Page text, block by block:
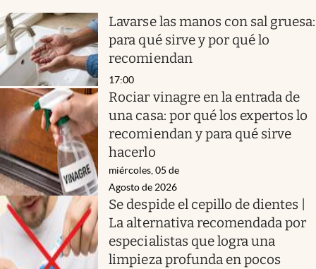
Lavarse las manos con sal gruesa:
para qué sirve y por qué lo
recomiendan
17:00
Rociar vinagre en la entrada de
una casa: por qué los expertos lo
recomiendan y para qué sirve
hacerlo
miércoles, 05 de
Agosto de 2026
Se despide el cepillo de dientes |
La alternativa recomendada por
especialistas que logra una
limpieza profunda en pocos